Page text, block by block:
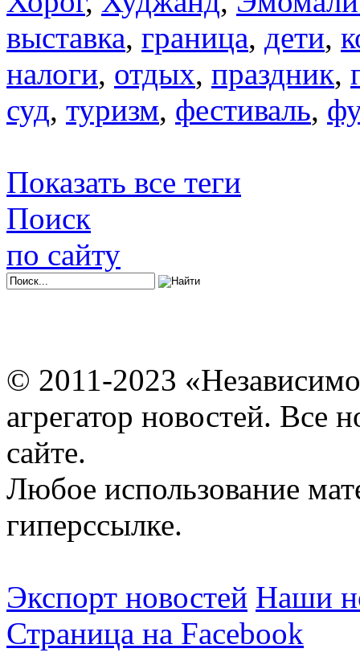
выставка, граница, дети,
налоги, отдых, праздник,
суд, туризм, фестиваль,
Показать все теги
Поиск
по сайту
© 2011-2023
агрегатор новостей. Все
сайте.
Любое использование
гиперссылке.
Экспорт новостей Наши
Страница на Facebook